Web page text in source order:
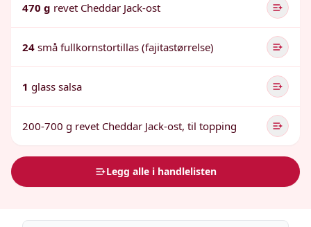
470 g revet Cheddar Jack-ost
24 små fullkornstortillas (fajitastørrelse)
1 glass salsa
200-700 g revet Cheddar Jack-ost, til topping
Legg alle i handlelisten